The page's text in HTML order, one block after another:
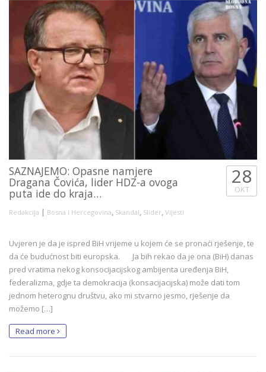
SAZNAJEMO: Opasne namjere
Dragana Čovića, lider HDZ-a ovoga
puta ide do kraja…
Redakcija | Bosna i Hercegovina, Skandal, Slider, Vijesti
28
OKT
Uvjeren je da je ispred BiH vrijeme u kojem će se pronaći rješenje, te
da će budućnost biti europska. Ja bih rekao da je ona (BiH) danas
pred vratima nekog konsocijacijskog ambijenta uređenja BiH,
federalizma, gdje ta demokracija (konsacijacijska) može dati tom
jednom heterognu društvu, ako mi stvarno jesmo, rješenje da
možemo […]
Read more